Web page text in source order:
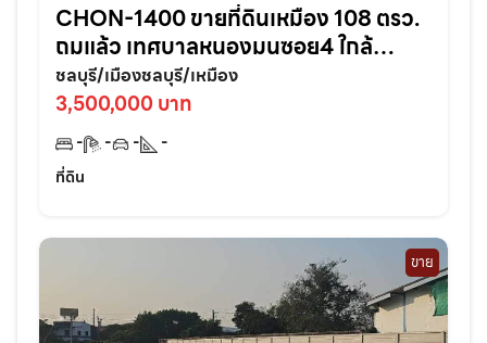
CHON-1400 ขายที่ดินเหมือง 108 ตรว.
ถมแล้ว เทศบาลหนองมนซอย4 ใกล้
หาด2กม. อ.เมืองชลบุรี
ชลบุรี/เมืองชลบุรี/เหมือง
3,500,000 บาท
- - -
-
ที่ดิน
ขาย